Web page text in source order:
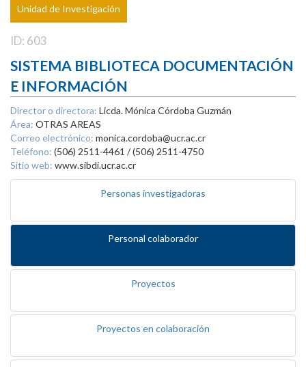
Unidad de Investigación
ID: 603
SISTEMA BIBLIOTECA DOCUMENTACIÓN
E INFORMACIÓN
Director o directora: Licda. Mónica Córdoba Guzmán
Área: OTRAS AREAS
Correo electrónico: monica.cordoba@ucr.ac.cr
Teléfono: (506) 2511-4461 / (506) 2511-4750
Sitio web: www.sibdi.ucr.ac.cr
Personas investigadoras
Personal colaborador
Proyectos
Proyectos en colaboración